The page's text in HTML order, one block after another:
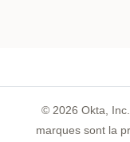
© 2026 Okta,
marques sont la